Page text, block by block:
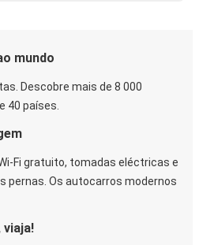
mundo
Descobre mais de 8 000
40 países.
Fi gratuito, tomadas eléctricas e
pernas. Os autocarros modernos
viaja!